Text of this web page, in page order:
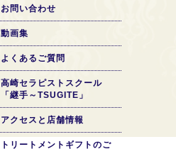
お問い合わせ
動画集
よくあるご質問
高崎セラピストスクール
「継手～TSUGITE」
アクセスと店舗情報
トリートメントギフトのご